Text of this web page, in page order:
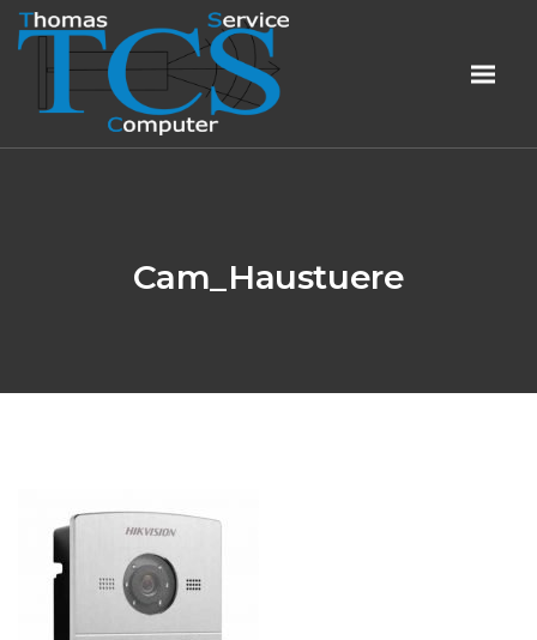
Cam_Haustuere